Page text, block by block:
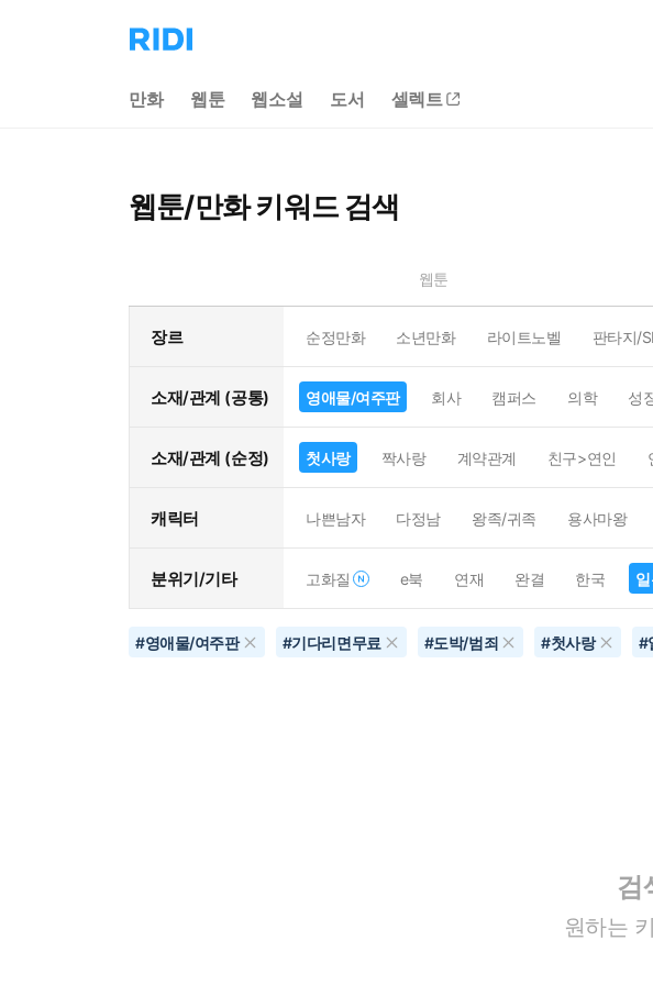
리
디
으
만화 웹툰 웹소설 도서 셀렉트
웹툰/만화 키워드 검색
웹툰
장르 순정만화 소년만화 라이트노벨 판타지/
소재/관계 (공통) 영애물/여주판 회사 캠퍼스 의학 성
소재/관계 (순정) 첫사랑 짝사랑 계약관계 친구>연인
캐릭터 나쁜남자 다정남 왕족/귀족 용사마왕
분위기/기타 고화질 e북 연재 완결 한국
#영애물/여주판 #기다리면무료 #도박/범죄 #첫사랑 #
검
원하는